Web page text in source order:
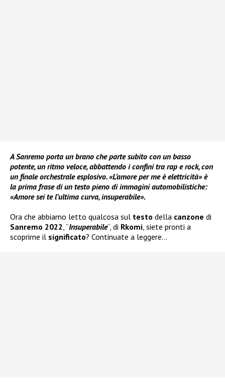
A Sanremo porta un brano che parte subito con un basso
potente, un ritmo veloce, abbattendo i confini tra rap e rock, con
un finale orchestrale esplosivo. «L’amore per me è elettricità» è
la prima frase di un testo pieno di immagini automobilistiche:
«Amore sei te l’ultima curva, insuperabile».
Ora che abbiamo letto qualcosa sul testo della canzone di
Sanremo 2022, “Insuperabile“, di Rkomi, siete pronti a
scoprirne il significato? Continuate a leggere…